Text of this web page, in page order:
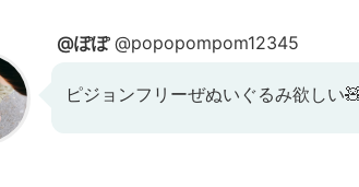
@ぽぽ@popopompom12345
ピジョンフリーぜぬいぐるみ欲しい